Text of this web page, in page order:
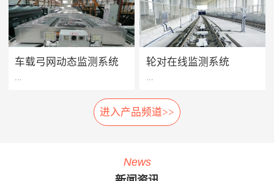
单轨列车胎压监测系统用于实
时监测单轨列车走行轮、导向
轮及稳定轮的轮胎气压及温度
爆胎时能够及时做出预报及报
扩大及危险的发生。 系统组
成： 1、胎压传感器· 安装在
走行轮、导向轮、稳定轮气门
方案价值 · 提升设备可靠性：
系统将车辆维保工作聚焦在提
高设备可靠性上，促进被动维
设备健康状态预警及检修智能
延长车辆设备的生命周期。
· 提升员工生产力：管理层通
过系统设定各项绩效指标，系
“公开、全貌、闭环”的分析及
车载弓网动态监测系统
车载弓网动态监测系统是一种
车载受电弓实时自动化、动态
测弓网状态和主要工作参数，
轮对在线监测系统
轮对在线检测系统安装在正线
站端或车辆段的入段线上，具
探测、制动闸片磨耗检测、自
进入产品频道>>
News